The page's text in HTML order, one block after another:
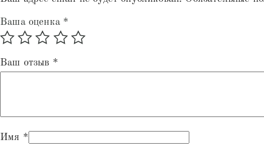
Ваша оценка *
Ваш отзыв *
Имя *